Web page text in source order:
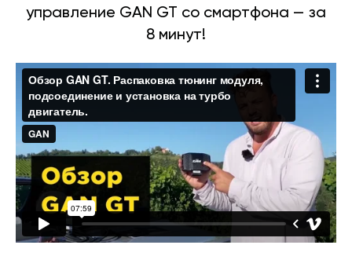
управление GAN GT со смартфона — за
8 минут!